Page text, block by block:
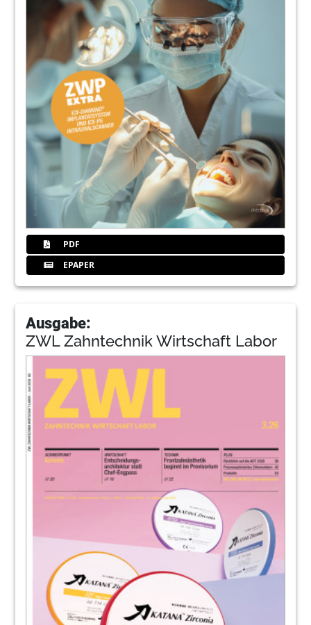
PDF
EPAPER
Ausgabe:
ZWL Zahntechnik Wirtschaft Labor